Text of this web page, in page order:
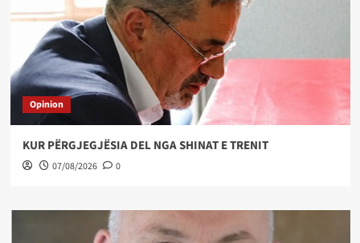
Opinion
KUR PËRGJEGJËSIA DEL NGA SHINAT E TRENIT
07/08/2026 0